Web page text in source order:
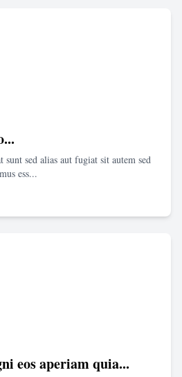
sunt sed alias aut fugiat sit autem sed
ess...
eos aperiam quia...